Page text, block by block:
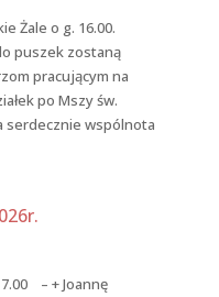
Żale o g. 16.00.
puszek zostaną
pracującym na
po Mszy św.
serdecznie wspólnota
– + Joannę